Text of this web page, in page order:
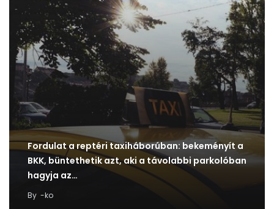
Fordulat a reptéri taxiháborúban: bekeményít a
BKK, büntethetik azt, aki a távolabbi parkolóban
hagyja az…
By -ko